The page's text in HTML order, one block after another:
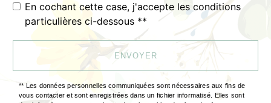
En cochant cette case, j'accepte les conditions
particulières ci-dessous **
ENVOYER
** Les données personnelles communiquées sont nécessaires aux fins de
vous contacter et sont enregistrées dans un fichier informatisé. Elles sont